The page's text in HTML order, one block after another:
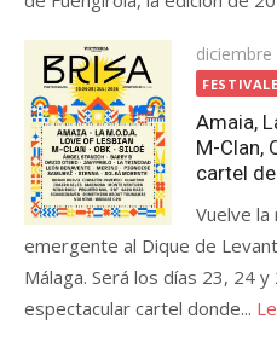
Publicada
el
diciembre
Amaia,
M-Clan,
cartel
Vuelve la
emergente al Dique de
Málaga. Será los días 23, 24
espectacular cartel donde...